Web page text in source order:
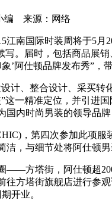
编 来源：网络
江南国际时装周将于5
写。届时，包括商品展
’阿仕顿品牌发布秀”，
计、整合设计、采买
这一精准定位，并引
内时尚男装的领导品
，第四次参加此项
，与细节处将阿仕顿
——方塔街，阿仕顿超
往方塔街旗舰店进行参
开业。